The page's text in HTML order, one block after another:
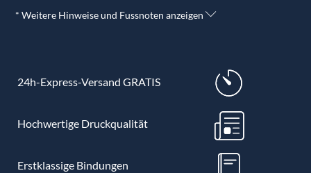
* Weitere Hinweise und Fussnoten anzeigen
24h-Express-Versand GRATIS
Hochwertige Druckqualität
Erstklassige Bindungen